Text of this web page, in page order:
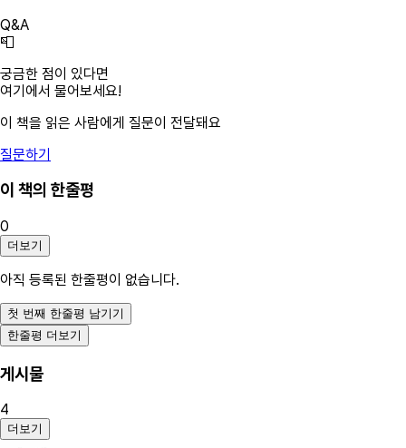
Q&A
📮
궁금한 점이 있다면
여기에서 물어보세요!
이 책을 읽은 사람에게 질문이 전달돼요
질문하기
이 책의 한줄평
0
더보기
아직 등록된 한줄평이 없습니다.
첫 번째 한줄평 남기기
한줄평 더보기
게시물
4
더보기